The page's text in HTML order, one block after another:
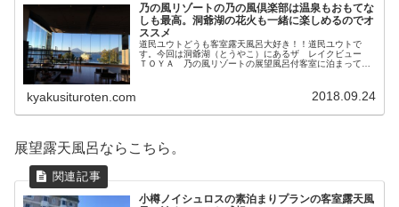
乃の風リゾートの乃の風倶楽部は温泉もおもてな
しも最高。洞爺湖の花火も一緒に楽しめるのでオ
ススメ
道民ユウトどうも客室露天風呂大好き！！道民ユウトで
す。今回は洞爺湖（とうやこ）にあるザ レイクビュー
ＴＯＹＡ 乃の風リゾートの展望風呂付客室に泊まってき
kyakusituroten.com 2018.09.24
展望露天風呂ならこちら。
小樽ノイシュロスの素泊まりプランの客室露天風